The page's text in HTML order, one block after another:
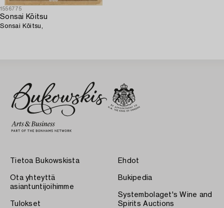
1556775
Sonsai Kōitsu
Sonsai Kōitsu,
Tietoa Bukowskista
Ota yhteyttä
asiantuntijoihimme
Tulokset
Ehdot
Bukipedia
Systembolaget's Wine and
Spirits Auctions